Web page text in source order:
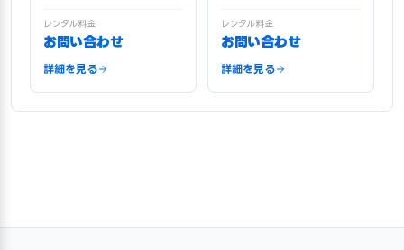
レンタル料金
お問い合わせ
詳細を見る
レンタル料金
お問い合わせ
詳細を見る